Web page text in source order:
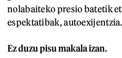
nolabaiteko presio batetik
espektatibak,
Ez duzu pisu makala izan.